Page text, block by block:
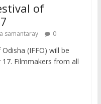
of
samantaray 0
(IFFO) will be
Filmmakers from all